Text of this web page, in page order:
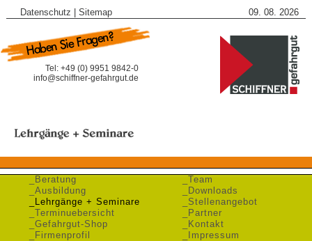
09. 08. 2026
Datenschutz Sitemap
Tel: +49 (0) 9951 9842-0
info@schiffner-gefahrgut.de
_Beratung
_Ausbildung
_Lehrgänge + Seminare
_Terminuebersicht
_Gefahrgut-Shop
_Firmenprofil
_Team
_Downloads
_Stellenangebot
_Partner
_Kontakt
_Impressum